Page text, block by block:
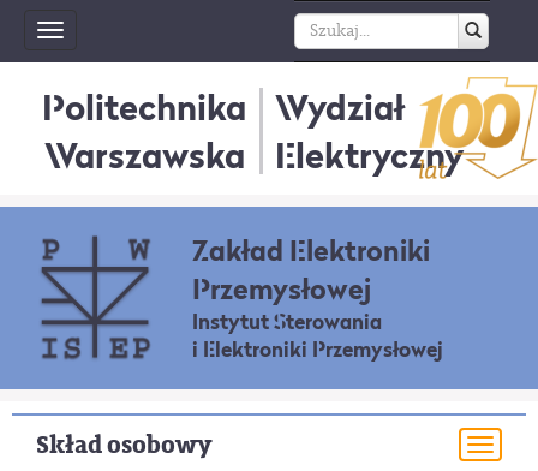
Toggle
navigation
Politechnika
Warszawska
Wydział
Elektryczny
Zakład Elektroniki
Przemysłowej
Instytut Sterowania
i Elektroniki Przemysłowej
Skład osobowy